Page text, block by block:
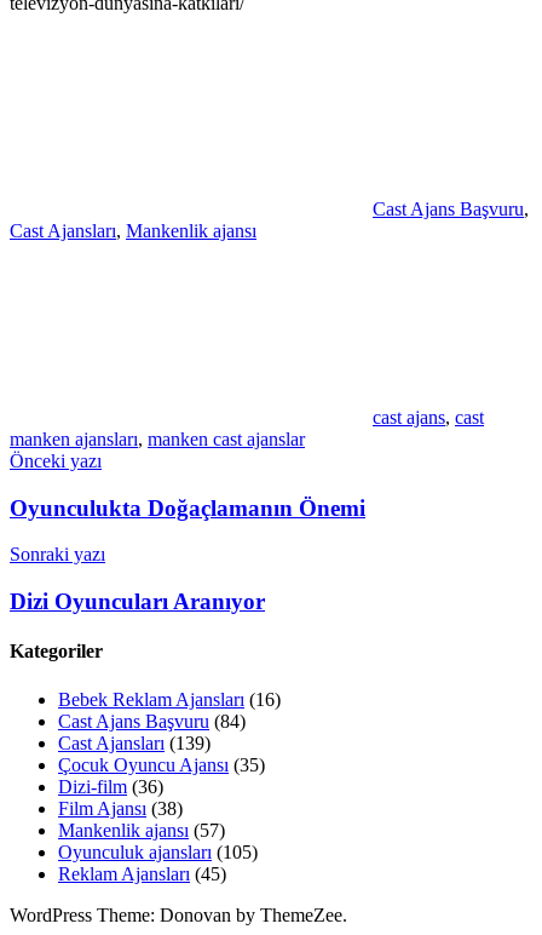
Cast Ajans Başvuru,
Cast Ajansları, Mankenlik ajansı
cast ajans, cast
manken ajansları, manken cast ajanslar
Yazı
gezinmesi
Önceki yazı
Oyunculukta Doğaçlamanın Önemi
Sonraki yazı
Dizi Oyuncuları Aranıyor
Kategoriler
Bebek Reklam Ajansları (16)
Cast Ajans Başvuru (84)
Cast Ajansları (139)
Çocuk Oyuncu Ajansı (35)
Dizi-film (36)
Film Ajansı (38)
Mankenlik ajansı (57)
Oyunculuk ajansları (105)
Reklam Ajansları (45)
WordPress Theme: Donovan by ThemeZee.